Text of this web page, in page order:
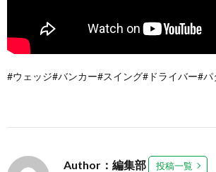
#ウェッジ#バンカー#スイング#ドライバー#パ
Author：編集部 投稿一覧